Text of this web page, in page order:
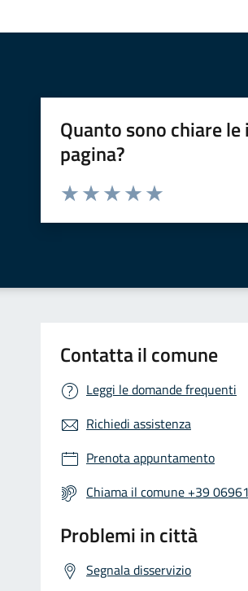
Quanto sono chiare
pagina?
Valuta da 1 a 5 stelle la pagina
Contatta il comune
Leggi le domande frequenti
Richiedi assistenza
Prenota appuntamento
Chiama il comune +39
Problemi in città
Segnala disservizio